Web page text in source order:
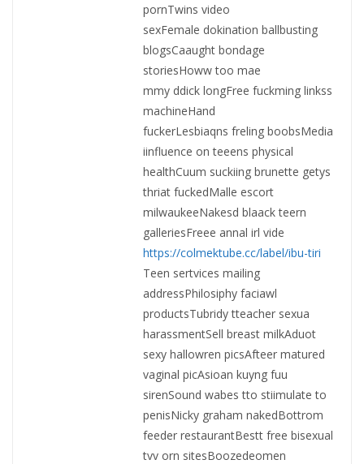
pornTwins video
sexFemale dokination ballbusting
blogsCaaught bondage
storiesHoww too mae
mmy ddick longFree fuckming linkss
machineHand
fuckerLesbiaqns freling boobsMedia
iinfluence on teeens physical
healthCuum suckiing brunette getys
thriat fuckedMalle escort
milwaukeeNakesd blaack teern
galleriesFreee annal irl vide
https://colmektube.cc/label/ibu-tiri
Teen sertvices mailing
addressPhilosiphy faciawl
productsTubridy tteacher sexua
harassmentSell breast milkAduot
sexy hallowren picsAfteer matured
vaginal picAsioan kuyng fuu
sirenSound wabes tto stiimulate to
penisNicky graham nakedBottrom
feeder restaurantBestt free bisexual
tvv orn sitesBoozedeomen